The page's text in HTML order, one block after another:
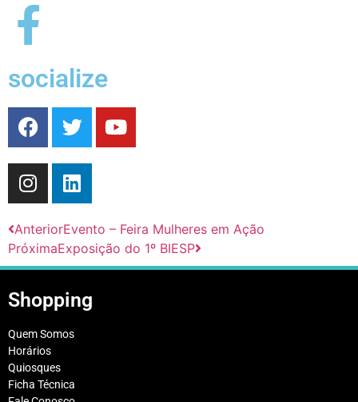
socialize
AnteriorEvento – Feira Mulheres em Ação
PróximaExposição do 1º BIESP
Shopping
Quem Somos
Horários
Quiosques
Ficha Técnica